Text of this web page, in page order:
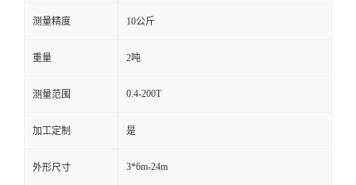
测量精度 10公斤
重量 2吨
测量范围 0.4-200T
加工定制 是
外形尺寸 3*6m-24m